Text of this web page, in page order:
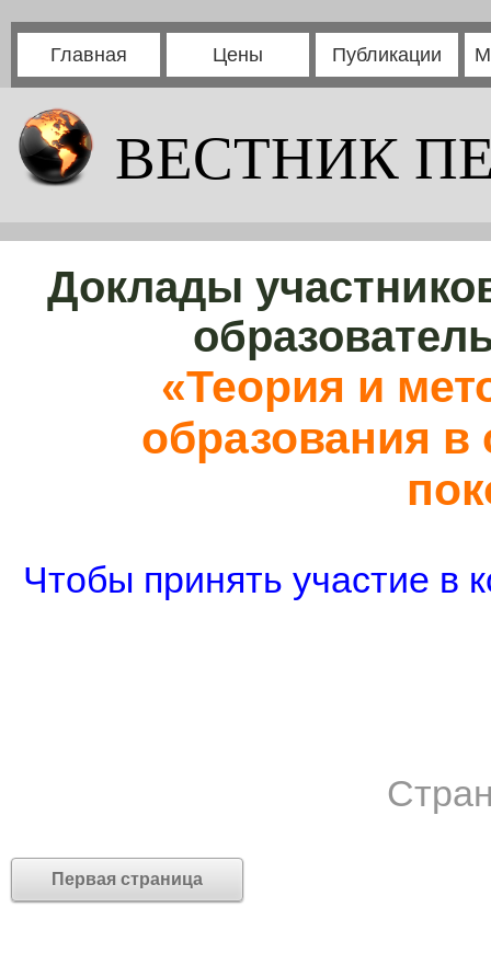
Главная Цены Публикации
ВЕСТНИК
Доклады
«Теория и
образования в
Чтобы принять участие в
Первая страница